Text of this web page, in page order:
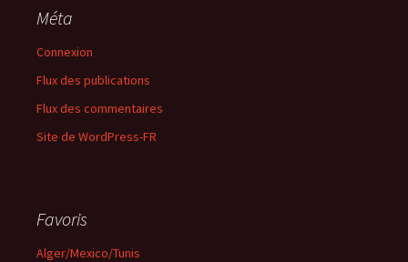
Méta
Connexion
Flux des publications
Flux des commentaires
Site de WordPress-FR
Favoris
Alger/Mexico/Tunis